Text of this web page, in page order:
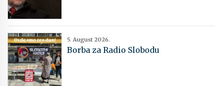
5. August 2026.
Borba za Radio Slobodu